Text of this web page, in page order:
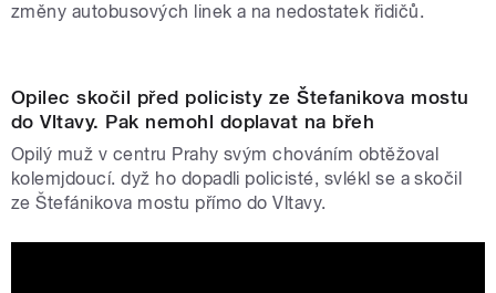
změny autobusových linek a na nedostatek řidičů.
Opilec skočil před policisty ze Štefanikova mostu
do Vltavy. Pak nemohl doplavat na břeh
Opilý muž v centru Prahy svým chováním obtěžoval
kolemjdoucí. dyž ho dopadli policisté, svlékl se a skočil
ze Štefánikova mostu přímo do Vltavy.